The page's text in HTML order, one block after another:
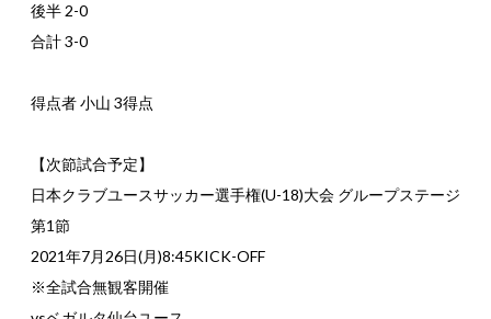
後半 2-0
合計 3-0
得点者 小山 3得点
【次節試合予定】
日本クラブユースサッカー選手権(U-18)大会 グループステージ
第1節
2021年7月26日(月)8:45KICK-OFF
※全試合無観客開催